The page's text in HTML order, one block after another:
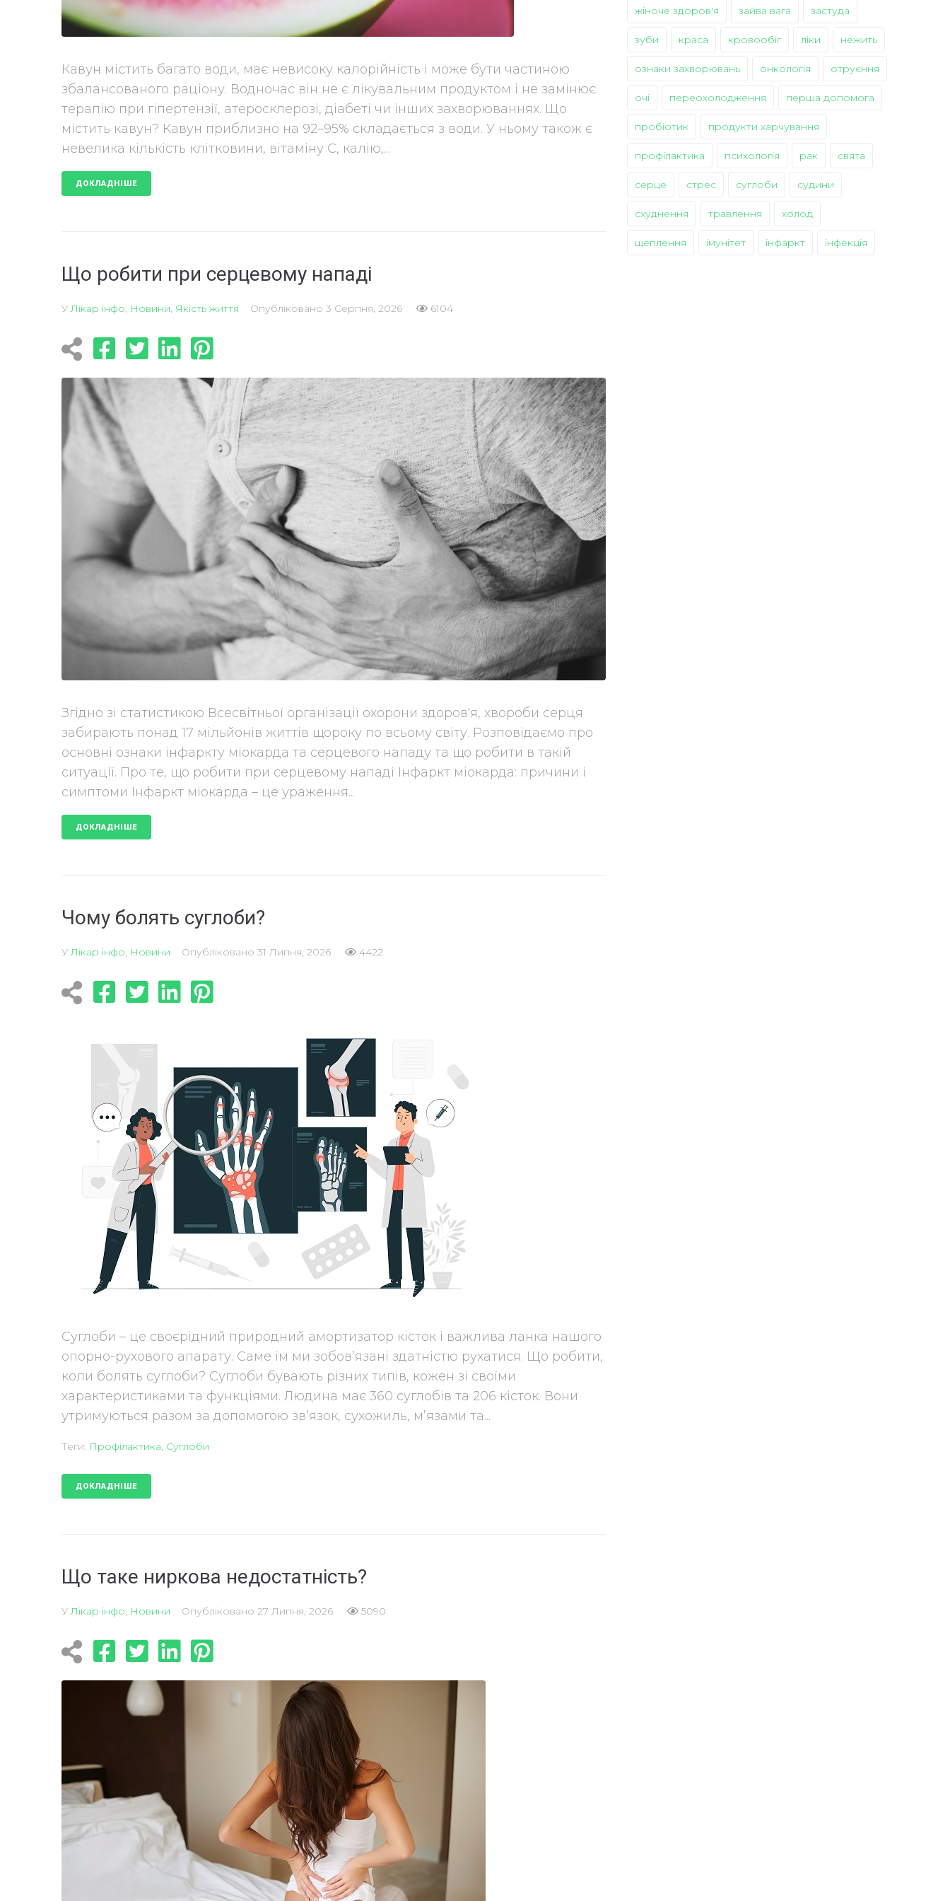
Кавун містить багато води, має невисоку калорійність і може бути частиною
збалансованого раціону. Водночас він не є лікувальним продуктом і не замінює
терапію при гіпертензії, атеросклерозі, діабеті чи інших захворюваннях. Що
містить кавун? Кавун приблизно на 92–95% складається з води. У ньому також є
невелика кількість клітковини, вітаміну C, калію,...
ДОКЛАДНІШЕ
Що робити при серцевому нападі
УЛікар інфо, Новини, Якість життя Опубліковано 3 Серпня, 2026 6104
Згідно зі статистикою Всесвітньої організації охорони здоров'я, хвороби серця
забирають понад 17 мільйонів життів щороку по всьому світу. Розповідаємо про
основні ознаки інфаркту міокарда та серцевого нападу та що робити в такій
ситуації. Про те, що робити при серцевому нападі Інфаркт міокарда: причини і
симптоми Інфаркт міокарда – це ураження...
ДОКЛАДНІШЕ
Чому болять суглоби?
УЛікар інфо, Новини Опубліковано 31 Липня, 2026 4422
Суглоби – це своєрідний природний амортизатор кісток і важлива ланка нашого
опорно-рухового апарату. Саме їм ми зобов’язані здатністю рухатися. Що робити,
коли болять суглоби? Суглоби бувають різних типів, кожен зі своїми
характеристиками та функціями. Людина має 360 суглобів та 206 кісток. Вони
утримуються разом за допомогою зв’язок, сухожиль, м’язами та...
Теги: Профілактика, Суглоби
ДОКЛАДНІШЕ
Що таке ниркова недостатність?
УЛікар інфо, Новини Опубліковано 27 Липня, 2026 5090
жіноче здоров'я зайва вага застуда
зуби краса кровообіг ліки нежить
ознаки захворювань онкологія отруєння
очі переохолодження перша допомога
пробіотик продукти харчування
профілактика психологія рак свята
серце стрес суглоби судини
схуднення травлення холод
щеплення імунітет інфаркт інфекція